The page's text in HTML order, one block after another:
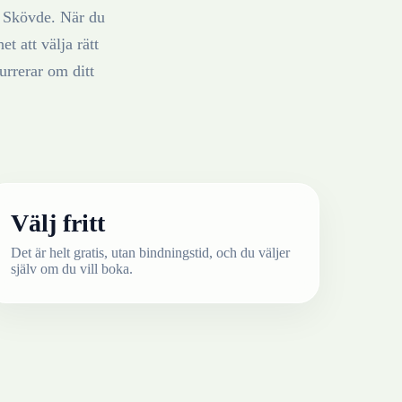
Skövde. När du
att välja rätt
om ditt
Välj fritt
Det är helt gratis, utan bindningstid, och du väljer
själv om du vill boka.